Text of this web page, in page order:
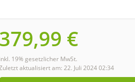
379,99 €
inkl. 19% gesetzlicher MwSt.
aktualisiert am: 22. Juli 2024 02:34